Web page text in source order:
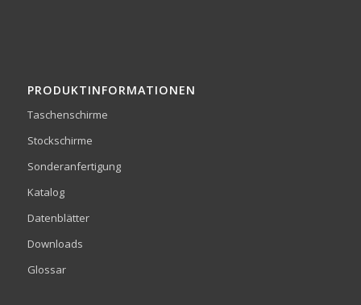
PRODUKTINFORMATIONEN
Taschenschirme
Stockschirme
Sonderanfertigung
Katalog
Datenblätter
Downloads
Glossar